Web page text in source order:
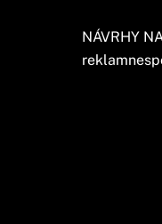
NÁVRHY